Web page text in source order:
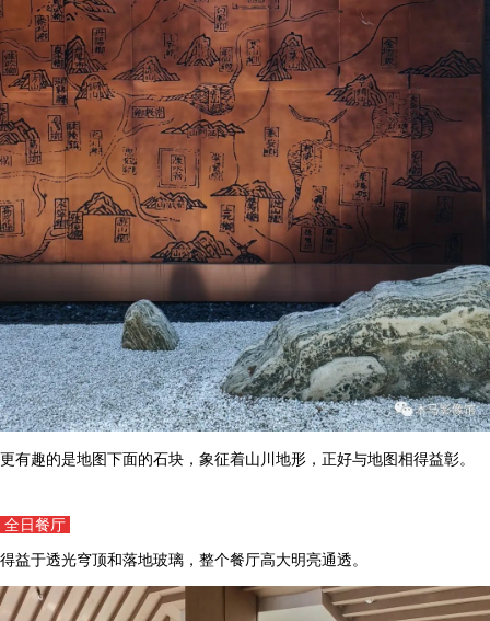
更有趣的是地图下面的石块，象征着山川地形，正好与地图相得益彰。
全日餐厅
得益于透光穹顶和落地玻璃，整个餐厅高大明亮通透。